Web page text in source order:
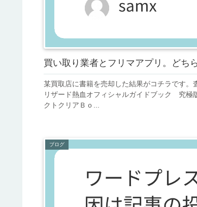
買い取り業者とフリマアプリ。どち
某買取店に書籍を売却した結果がコチラです
リザード熱血オフィシャルガイドブック 究極
クトクリアＢｏ...
ブログ